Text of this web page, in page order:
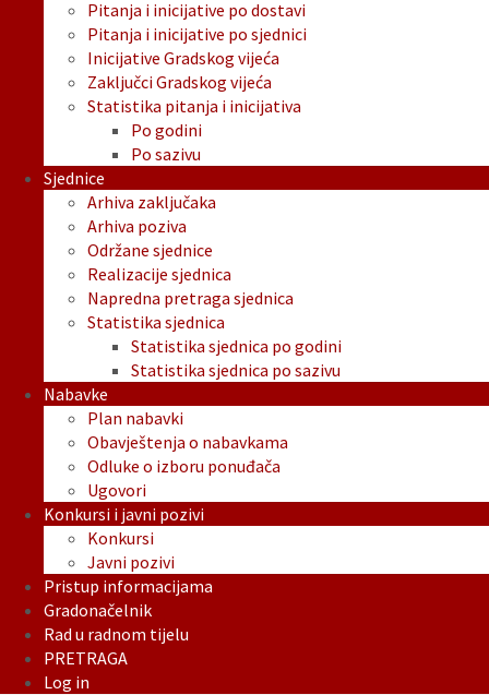
Pitanja i inicijative po dostavi
Pitanja i inicijative po sjednici
Inicijative Gradskog vijeća
Zaključci Gradskog vijeća
Statistika pitanja i inicijativa
Po godini
Po sazivu
Sjednice
Arhiva zaključaka
Arhiva poziva
Održane sjednice
Realizacije sjednica
Napredna pretraga sjednica
Statistika sjednica
Statistika sjednica po godini
Statistika sjednica po sazivu
Nabavke
Plan nabavki
Obavještenja o nabavkama
Odluke o izboru ponuđača
Ugovori
Konkursi i javni pozivi
Konkursi
Javni pozivi
Pristup informacijama
Gradonačelnik
Rad u radnom tijelu
PRETRAGA
Log in